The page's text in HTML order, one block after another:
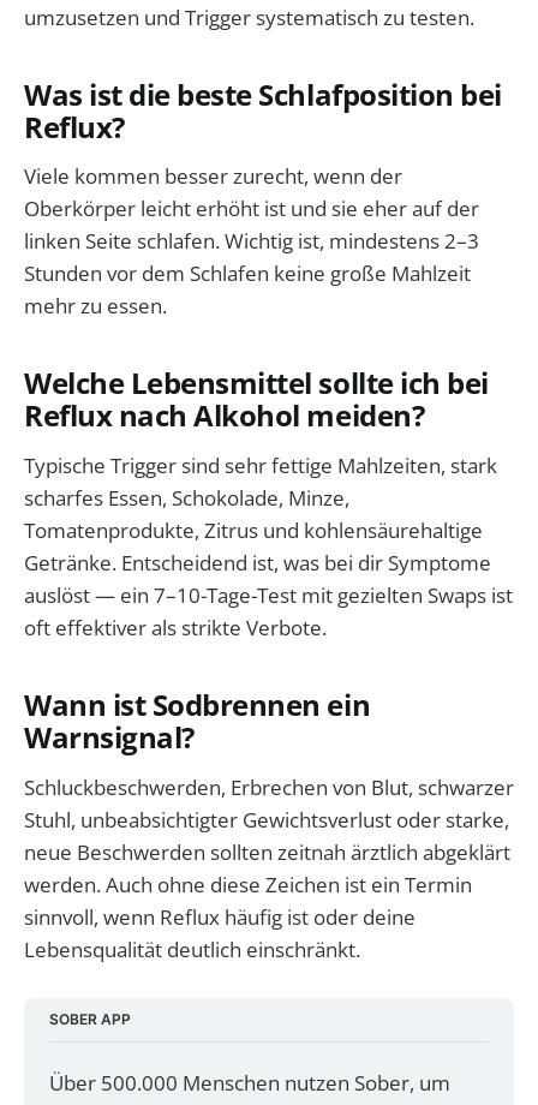
umzusetzen und Trigger systematisch zu testen.
Was ist die beste Schlafposition bei
Reflux?
Viele kommen besser zurecht, wenn der
Oberkörper leicht erhöht ist und sie eher auf der
linken Seite schlafen. Wichtig ist, mindestens 2–3
Stunden vor dem Schlafen keine große Mahlzeit
mehr zu essen.
Welche Lebensmittel sollte ich bei
Reflux nach Alkohol meiden?
Typische Trigger sind sehr fettige Mahlzeiten, stark
scharfes Essen, Schokolade, Minze,
Tomatenprodukte, Zitrus und kohlensäurehaltige
Getränke. Entscheidend ist, was bei dir Symptome
auslöst — ein 7–10-Tage-Test mit gezielten Swaps ist
oft effektiver als strikte Verbote.
Wann ist Sodbrennen ein
Warnsignal?
Schluckbeschwerden, Erbrechen von Blut, schwarzer
Stuhl, unbeabsichtigter Gewichtsverlust oder starke,
neue Beschwerden sollten zeitnah ärztlich abgeklärt
werden. Auch ohne diese Zeichen ist ein Termin
sinnvoll, wenn Reflux häufig ist oder deine
Lebensqualität deutlich einschränkt.
SOBER APP
Über 500.000 Menschen nutzen Sober, um